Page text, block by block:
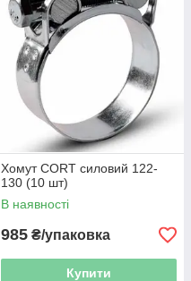
Хомут CORT силовий 122-
130 (10 шт)
В наявності
985 ₴/упаковка
Купити